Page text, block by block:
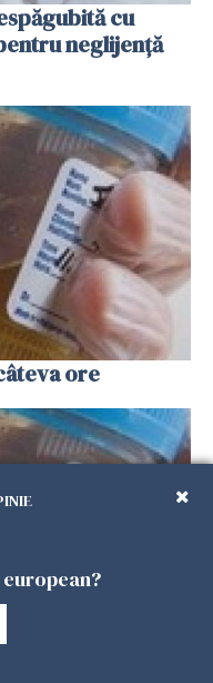
cu
neglijenţă
ore